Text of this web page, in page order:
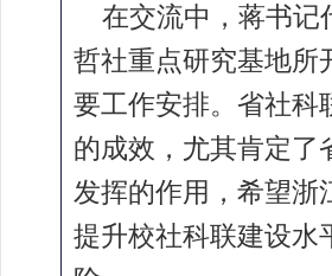
在交流中，蒋书记
哲社重点研究基地所
要工作安排。省社科
的成效，尤其肯定了
发挥的作用，希望浙
提升校社科联建设水